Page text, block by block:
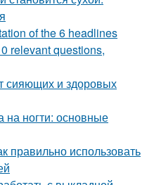
of the 6 headlines
relevant questions,
сияющих и здоровых
на ногти: основные
правильно использовать